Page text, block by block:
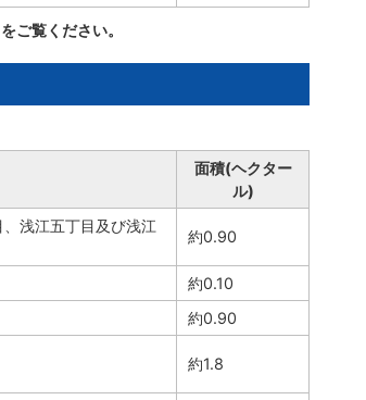
ご覧ください。
面積(ヘクター
ル)
浅江五丁目及び浅江
約0.90
約0.10
約0.90
約1.8